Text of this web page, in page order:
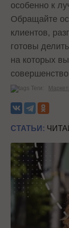
особенно к
Обращайте
клиентов,
готовы
на которых
Теги:
СТАТЬИ: